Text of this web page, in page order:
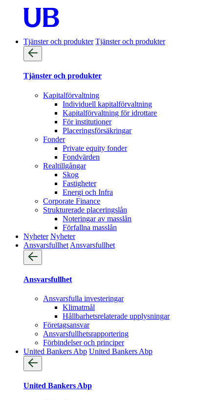
Tjänster och produkter Tjänster och produkter
Tjänster och produkter
Kapitalförvaltning
Individuell kapitalförvaltning
Kapitalförvaltning för idrottare
För institutioner
Placeringsförsäkringar
Fonder
Private equity fonder
Fondvärden
Realtillgångar
Skog
Fastigheter
Energi och Infra
Corporate Finance
Strukturerade placeringslån
Noteringar av masslån
Förfallna masslån
Nyheter Nyheter
Ansvarsfullhet Ansvarsfullhet
Ansvarsfullhet
Ansvarsfulla investeringar
Klimatmål
Hållbarhetsrelaterade upplysningar
Företagsansvar
Ansvarsfullhets­rapportering
Förbindelser och principer
United Bankers Abp United Bankers Abp
United Bankers Abp